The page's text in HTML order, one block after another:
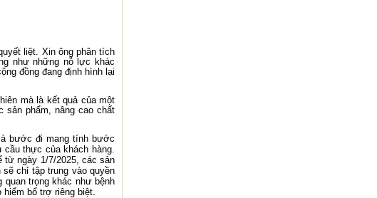
liệt. Xin ông phân tích
như những nỗ lực khác
đồng đang định hình lại
mà là kết quả của một
sản phẩm, nâng cao chất
bước đi mang tính bước
thực của khách hàng.
từ ngày 1/7/2025, các sản
chỉ tập trung vào quyền
trọng khác như bệnh
bổ trợ riêng biệt.